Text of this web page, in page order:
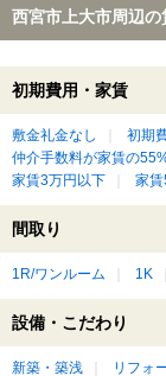
西宮市上大市周辺
初期費用・家賃
敷金礼金なし 初期
仲介手数料が家賃の
家賃3万円以下
家
間取り
1R/ワンルーム 1K
設備・こだわり
新築・築浅 リフォ